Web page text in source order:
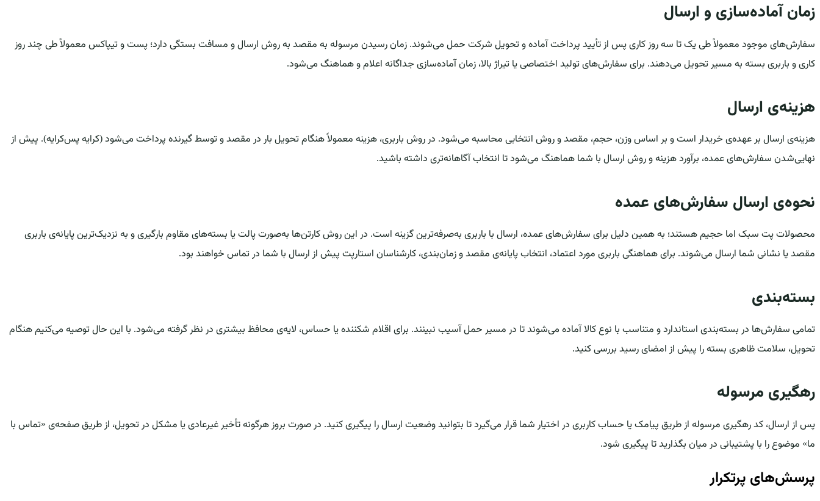
زمان آماده‌سازی و ارسال
سفارش‌های موجود معمولاً طی یک تا سه روز کاری پس از تأیید پرداخت آماده و تحویل شرکت حمل می‌شوند. زمان رسیدن مرسوله به مقصد به روش ارسال و مسافت بستگی دارد؛ پست و تیپاکس معمولاً طی چند روز
کاری و باربری بسته به مسیر تحویل می‌دهند. برای سفارش‌های تولید اختصاصی یا تیراژ بالا، زمان آماده‌سازی جداگانه اعلام و هماهنگ می‌شود.
هزینه‌ی ارسال
هزینه‌ی ارسال بر عهده‌ی خریدار است و بر اساس وزن، حجم، مقصد و روش انتخابی محاسبه می‌شود. در روش باربری، هزینه معمولاً هنگام تحویل بار در مقصد و توسط گیرنده پرداخت می‌شود (کرایه پس‌کرایه). پیش از
نهایی‌شدن سفارش‌های عمده، برآورد هزینه و روش ارسال با شما هماهنگ می‌شود تا انتخاب آگاهانه‌تری داشته باشید.
نحوه‌ی ارسال سفارش‌های عمده
محصولات پت سبک اما حجیم هستند؛ به همین دلیل برای سفارش‌های عمده، ارسال با باربری به‌صرفه‌ترین گزینه است. در این روش کارتن‌ها به‌صورت پالت یا بسته‌های مقاوم بارگیری و به نزدیک‌ترین پایانه‌ی باربری
مقصد یا نشانی شما ارسال می‌شوند. برای هماهنگی باربری مورد اعتماد، انتخاب پایانه‌ی مقصد و زمان‌بندی، کارشناسان استارپت پیش از ارسال با شما در تماس خواهند بود.
بسته‌بندی
تمامی سفارش‌ها در بسته‌بندی استاندارد و متناسب با نوع کالا آماده می‌شوند تا در مسیر حمل آسیب نبینند. برای اقلام شکننده یا حساس، لایه‌ی محافظ بیشتری در نظر گرفته می‌شود. با این حال توصیه می‌کنیم هنگام
تحویل، سلامت ظاهری بسته را پیش از امضای رسید بررسی کنید.
رهگیری مرسوله
پس از ارسال، کد رهگیری مرسوله از طریق پیامک یا حساب کاربری در اختیار شما قرار می‌گیرد تا بتوانید وضعیت ارسال را پیگیری کنید. در صورت بروز هرگونه تأخیر غیرعادی یا مشکل در تحویل، از طریق صفحه‌ی «تماس با
ما» موضوع را با پشتیبانی در میان بگذارید تا پیگیری شود.
پرسش‌های پرتکرار